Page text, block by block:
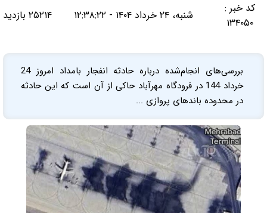
کد خبر :
۱۳۴۰۵۰
شنبه، ۲۴ خرداد ۱۴۰۴ - ۱۲:۳۸:۲۲ ۲۵۲۱۴ بازدید
بررسی‌های انجام‌شده درباره حادثه انفجار بامداد امروز 24
خرداد 144 در فرودگاه مهرآباد حاکی از آن است که این حادثه
در محدوده باندهای پروازی ...